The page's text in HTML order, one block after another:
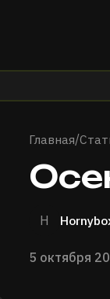
Главная/
H
5 октября